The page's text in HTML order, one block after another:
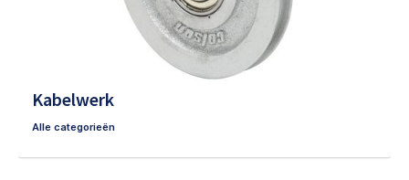
Kabelwerk
Alle categorieën